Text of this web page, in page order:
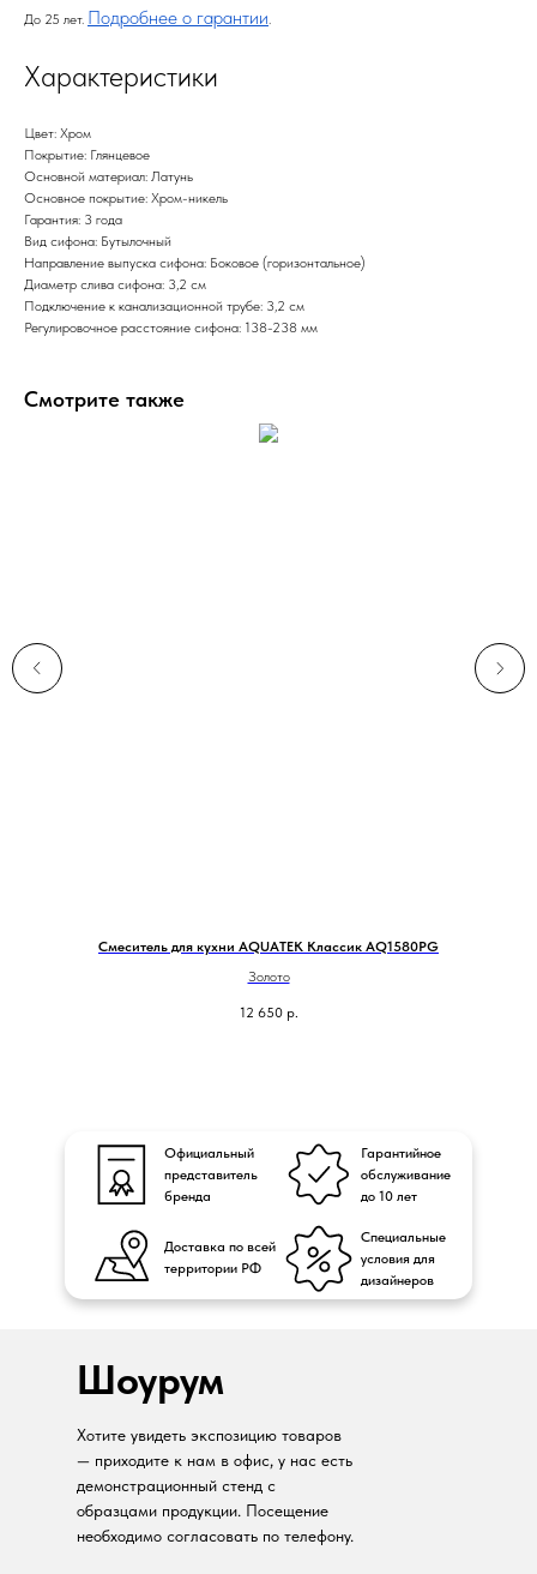
До 25 лет. Подробнее о гарантии.
Характеристики
Цвет: Хром
Покрытие: Глянцевое
Основной материал: Латунь
Основное покрытие: Хром-никель
Гарантия: 3 года
Вид сифона: Бутылочный
Направление выпуска сифона: Боковое (горизонтальное)
Диаметр слива сифона: 3,2 см
Подключение к канализационной трубе: 3,2 см
Регулировочное расстояние сифона: 138-238 мм
Смотрите также
Смеситель для кухни AQUATEK Классик AQ1580PG
Золото
12 650 р.
Официальный
представитель
бренда
Доставка по всей
территории РФ
Гарантийное
обслуживание
до 10 лет
Специальные
условия для
дизайнеров
Шоурум
Хотите увидеть экспозицию товаров
— приходите к нам в офис, у нас есть
демонстрационный стенд с
образцами продукции. Посещение
необходимо согласовать по телефону.